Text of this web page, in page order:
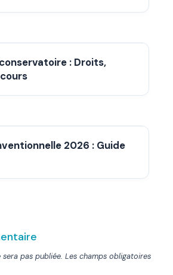
: Droits,
2026 : Guide
pas publiée. Les champs obligatoires